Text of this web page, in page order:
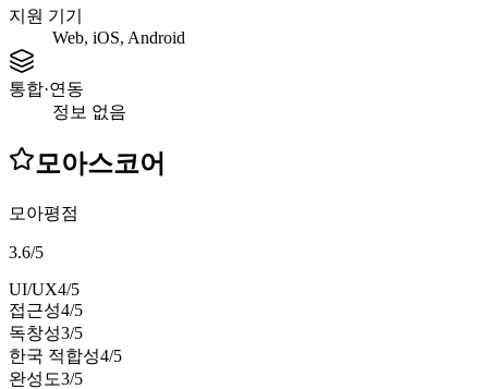
지원 기기
Web, iOS, Android
통합·연동
정보 없음
모아스코어
모아평점
3.6/5
UI/UX4/5
접근성4/5
독창성3/5
한국 적합성4/5
완성도3/5